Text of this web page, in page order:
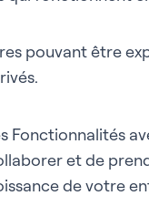
pouvant être
et de
de votre